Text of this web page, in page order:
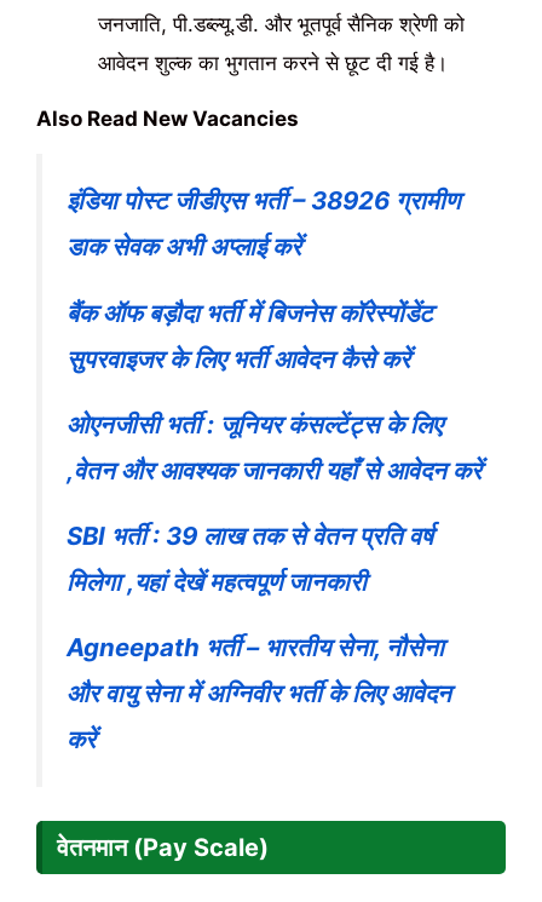
जनजाति, पी.डब्ल्यू.डी. और भूतपूर्व सैनिक श्रेणी को
आवेदन शुल्क का भुगतान करने से छूट दी गई है।
Also Read New Vacancies
इंडिया पोस्ट जीडीएस भर्ती – 38926 ग्रामीण
डाक सेवक अभी अप्लाई करें
बैंक ऑफ बड़ौदा भर्ती में बिजनेस कॉरेस्पोंडेंट
सुपरवाइजर के लिए भर्ती आवेदन कैसे करें
ओएनजीसी भर्ती : जूनियर कंसल्टेंट्स के लिए
,वेतन और आवश्यक जानकारी यहाँ से आवेदन करें
SBI भर्ती : 39 लाख तक से वेतन प्रति वर्ष
मिलेगा ,यहां देखें महत्वपूर्ण जानकारी
Agneepath भर्ती – भारतीय सेना, नौसेना
और वायु सेना में अग्निवीर भर्ती के लिए आवेदन
करें
वेतनमान (Pay Scale)